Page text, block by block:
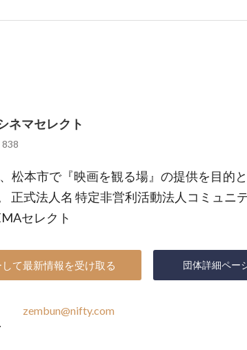
ネマセレクト
松本市で『映画を観る場』の提供を目的
正式法人名 特定非営利活動法人コミュニ
セレクト
て最新情報を受け取る 団体詳細ペー
zembun@nifty.com